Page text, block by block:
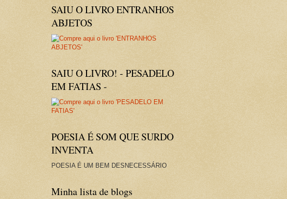
SAIU O LIVRO ENTRANHOS
ABJETOS
SAIU O LIVRO! - PESADELO
EM FATIAS -
POESIA É SOM QUE SURDO
INVENTA
POESIA É UM BEM DESNECESSÁRIO
Minha lista de blogs